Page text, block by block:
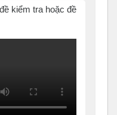
kiểm tra hoặc đề